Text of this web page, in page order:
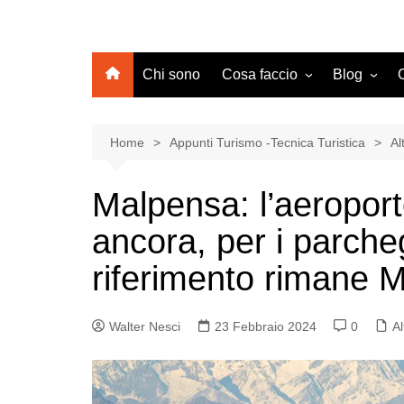
Chi sono Cosa faccio
Web Marketing Turistico:
Turismo
Blog
Trasporti
Geografia
Lavoro e
Altro
Home Appunti Turismo -Tecnica Turistica
Malpensa:
ancora, per i
riferimento rimane
Walter Nesci 23 Febbraio 2024 0